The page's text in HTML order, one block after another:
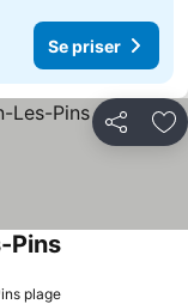
Se priser
Dela
Pins
plage